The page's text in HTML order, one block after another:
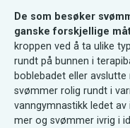
De som besøker
ganske forskjellige
kroppen ved å ta ulike
rundt på bunnen i
boblebadet eller
svømmer rolig rundt i
vanngymnastikk ledet
mer og svømmer ivrig i